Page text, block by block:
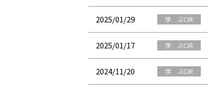
2025/01/29 学 ぶCIR
2025/01/17 学 ぶCIR
2024/11/20 学 ぶCIR